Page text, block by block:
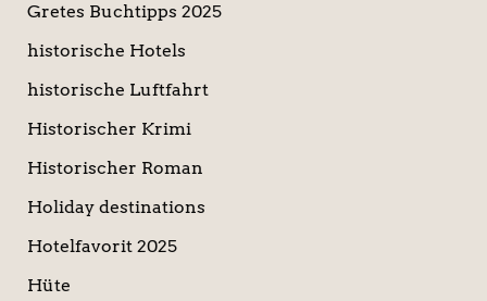
Gretes Buchtipps 2025
historische Hotels
historische Luftfahrt
Historischer Krimi
Historischer Roman
Holiday destinations
Hotelfavorit 2025
Hüte